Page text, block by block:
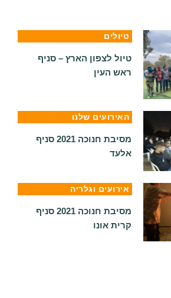
טיולים
טיול לצפון הארץ – סניף
ראש העין
האירועים שלנו
מסיבת חנוכה 2021 סניף
אלעד
אירועים וגלריה
מסיבת חנוכה 2021 סניף
קרית אונו